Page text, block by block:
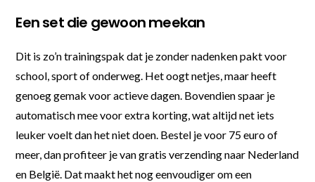
Een set die gewoon meekan
Dit is zo’n trainingspak dat je zonder nadenken pakt voor
school, sport of onderweg. Het oogt netjes, maar heeft
genoeg gemak voor actieve dagen. Bovendien spaar je
automatisch mee voor extra korting, wat altijd net iets
leuker voelt dan het niet doen. Bestel je voor 75 euro of
meer, dan profiteer je van gratis verzending naar Nederland
en België. Dat maakt het nog eenvoudiger om een